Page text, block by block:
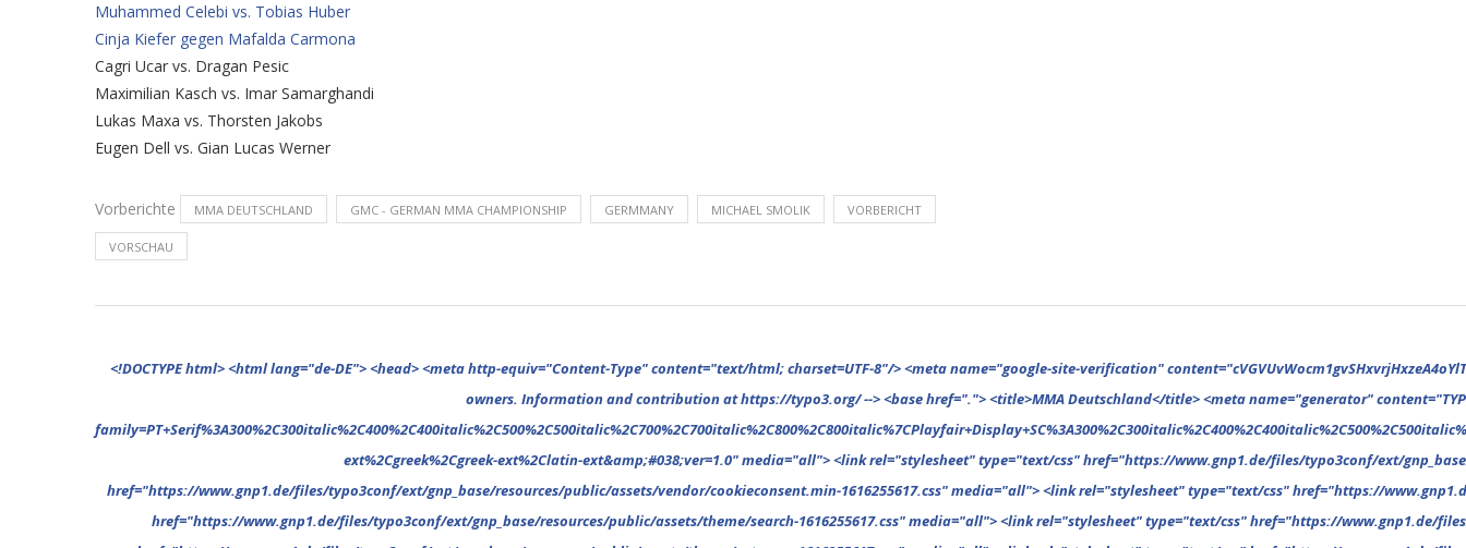
Muhammed Celebi vs. Tobias Huber
Cinja Kiefer gegen Mafalda Carmona
Cagri Ucar vs. Dragan Pesic
Maximilian Kasch vs. Imar Samarghandi
Lukas Maxa vs. Thorsten Jakobs
Eugen Dell vs. Gian Lucas Werner
Vorberichte MMA DEUTSCHLAND GMC - GERMAN MMA CHAMPIONSHIP GERMMANY MICHAEL SMOLIK VORBERICHT
VORSCHAU
<!DOCTYPE html> <html lang="de-DE"> <head> <meta http-equiv="Content-Type" content="text/html; charset=UTF-8"/> <meta name="google-site-verification" content="cVGVUvWocm1gvSHxvrjHxzeA4oYlTAvZPb6G_EJBd1U" /> <!-- This website is powered by TYPO3 - inspiring people to share! TYPO3 is a free open source Content Management Framework initially created by Kasper Skaarhoj and licensed under GNU/GPL. TYPO3 is copyright 1998-2022 of Kasper Skaarhoj. Extensions are copyright of their respective owners. Information and contribution at https://typo3.org/ --> <base href="."> <title>MMA Deutschland</title> <meta name="generator" content="TYPO3 CMS"/> <meta name="viewport" content="width=device-width,minimum-scale=1"/> <meta name="revisit-after" content="1 days"/> <meta name="allow-search" content="yes"/> <link rel="stylesheet" type="text/css" href="//fonts.googleapis.com/css?family=PT+Serif%3A300%2C300italic%2C400%2C400italic%2C500%2C500italic%2C700%2C700italic%2C800%2C800italic%7CPlayfair+Display+SC%3A300%2C300italic%2C400%2C400italic%2C500%2C500italic%2C700%2C700italic%2C800%2C800italic%7CMontserrat%3A300%2C300italic%2C400%2C400italic%2C500%2C500italic%2C700%2C700italic%2C800%2C800italic%7COpen+Sans%3A300%2C300italic%2C400%2C400italic%2C500%2C500italic%2C700%2C700italic%2C800%2C800italic%26subset%3Dcyrillic%2Ccyrillic-ext%2Cgreek%2Cgreek-ext%2Clatin-ext&amp;#038;ver=1.0" media="all"> <link rel="stylesheet" type="text/css" href="https://www.gnp1.de/files/typo3conf/ext/gnp_base/resources/public/assets/fonts/fonts-1616255617.css" media="all"> <link rel="stylesheet" type="text/css" href="https://www.gnp1.de/files/typo3conf/ext/gnp_base/resources/public/assets/vendor/vendor-1616255617.css" media="all"> <link rel="stylesheet" type="text/css" href="https://www.gnp1.de/files/typo3conf/ext/gnp_base/resources/public/assets/vendor/cookieconsent.min-1616255617.css" media="all"> <link rel="stylesheet" type="text/css" href="https://www.gnp1.de/files/typo3conf/ext/gnp_base/resources/public/assets/theme/_reset-1616255617.css" media="all"> <link rel="stylesheet" type="text/css" href="https://www.gnp1.de/files/typo3conf/ext/gnp_base/resources/public/assets/theme/mansonry-1616255617.css" media="all"> <link rel="stylesheet" type="text/css" href="https://www.gnp1.de/files/typo3conf/ext/gnp_base/resources/public/assets/theme/search-1616255617.css" media="all"> <link rel="stylesheet" type="text/css" href="https://www.gnp1.de/files/typo3conf/ext/gnp_base/resources/public/assets/theme/404-1616255617.css" media="all"> <link rel="stylesheet" type="text/css" href="https://www.gnp1.de/files/typo3conf/ext/gnp_base/resources/public/assets/theme/breadcrumb-1616255617.css" media="all"> <link rel="stylesheet" type="text/css" href="https://www.gnp1.de/files/typo3conf/ext/gnp_base/resources/public/assets/theme/category-1616255617.css" media="all"> <link rel="stylesheet" type="text/css" href="https://www.gnp1.de/files/typo3conf/ext/gnp_base/resources/public/assets/theme/column-1616255617.css" media="all"> <link rel="stylesheet" type="text/css" href="https://www.gnp1.de/files/typo3conf/ext/gnp_base/resources/public/assets/theme/comments-1616255617.css" media="all"> <link rel="stylesheet" type="text/css" href="https://www.gnp1.de/files/typo3conf/ext/gnp_base/resources/public/assets/theme/featured-1616255617.css" media="all"> <link rel="stylesheet" type="text/css" href="https://www.gnp1.de/files/typo3conf/ext/gnp_base/resources/public/assets/theme/footer-1616255617.css" media="all"> <link rel="stylesheet" type="text/css" href="https://www.gnp1.de/files/typo3conf/ext/gnp_base/resources/public/assets/theme/general-1616255617.css" media="all"> <link rel="stylesheet" type="text/css" href="https://www.gnp1.de/files/typo3conf/ext/gnp_base/resources/public/assets/theme/header-1616255617.css"